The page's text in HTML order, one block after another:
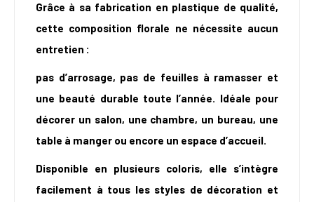
Grâce à sa fabrication en plastique de qualité,
cette composition florale ne nécessite aucun
entretien :
pas d’arrosage, pas de feuilles à ramasser et
une beauté durable toute l’année. Idéale pour
décorer un salon, une chambre, un bureau, une
table à manger ou encore un espace d’accueil.
Disponible en plusieurs coloris, elle s’intègre
facilement à tous les styles de décoration et